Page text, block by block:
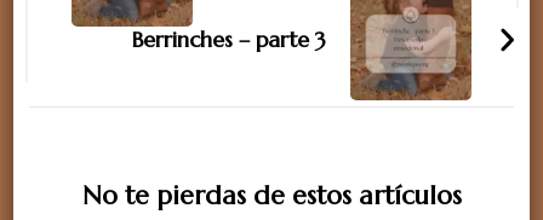
Berrinches – parte 3
No te pierdas de estos artículos